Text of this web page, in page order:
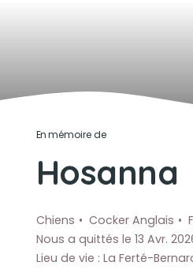
En mémoire de
Hosanna
Chiens Cocker Anglais
Nous a quittés le 13 Avr.
Lieu de vie : La Ferté-